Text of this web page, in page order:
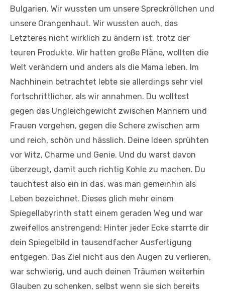
Bulgarien. Wir wussten um unsere Spreckröllchen und
unsere Orangenhaut. Wir wussten auch, das
Letzteres nicht wirklich zu ändern ist, trotz der
teuren Produkte. Wir hatten große Pläne, wollten die
Welt verändern und anders als die Mama leben. Im
Nachhinein betrachtet lebte sie allerdings sehr viel
fortschrittlicher, als wir annahmen. Du wolltest
gegen das Ungleichgewicht zwischen Männern und
Frauen vorgehen, gegen die Schere zwischen arm
und reich, schön und hässlich. Deine Ideen sprühten
vor Witz, Charme und Genie. Und du warst davon
überzeugt, damit auch richtig Kohle zu machen. Du
tauchtest also ein in das, was man gemeinhin als
Leben bezeichnet. Dieses glich mehr einem
Spiegellabyrinth statt einem geraden Weg und war
zweifellos anstrengend: Hinter jeder Ecke starrte dir
dein Spiegelbild in tausendfacher Ausfertigung
entgegen. Das Ziel nicht aus den Augen zu verlieren,
war schwierig, und auch deinen Träumen weiterhin
Glauben zu schenken, selbst wenn sie sich bereits